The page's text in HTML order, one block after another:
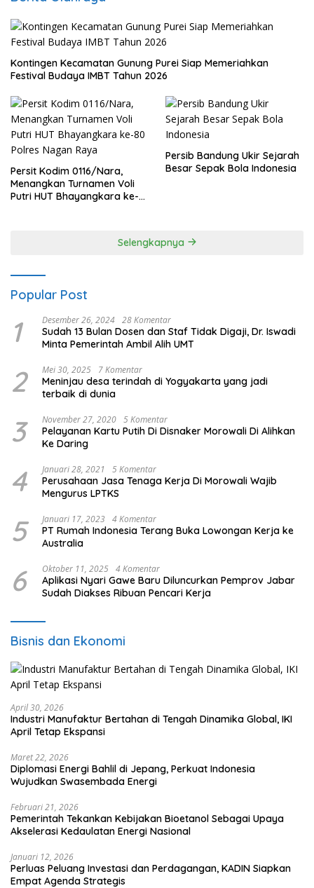
Kontingen Kecamatan Gunung Purei Siap Memeriahkan
Festival Budaya IMBT Tahun 2026
Persit Kodim 0116/Nara,
Menangkan Turnamen Voli
Putri HUT Bhayangkara ke-
Persib Bandung Ukir Sejarah
Besar Sepak Bola Indonesia
Selengkapnya
Popular Post
1 Desember 26, 2024 28 Komentar
Sudah 13 Bulan Dosen dan Staf Tidak Digaji, Dr. Iswadi
Minta Pemerintah Ambil Alih UMT
2 Mei 30, 2025 7 Komentar
Meninjau desa terindah di Yogyakarta yang jadi
terbaik di dunia
3 November 27, 2020 5 Komentar
Pelayanan Kartu Putih Di Disnaker Morowali Di Alihkan
Ke Daring
4 Januari 28, 2021 5 Komentar
Perusahaan Jasa Tenaga Kerja Di Morowali Wajib
Mengurus LPTKS
5 Januari 17, 2023 4 Komentar
PT Rumah Indonesia Terang Buka Lowongan Kerja ke
Australia
6 Oktober 11, 2025 4 Komentar
Aplikasi Nyari Gawe Baru Diluncurkan Pemprov Jabar
Sudah Diakses Ribuan Pencari Kerja
Bisnis dan Ekonomi
April 30, 2026
Industri Manufaktur Bertahan di Tengah Dinamika Global, IKI
April Tetap Ekspansi
Maret 22, 2026
Diplomasi Energi Bahlil di Jepang, Perkuat Indonesia
Wujudkan Swasembada Energi
Februari 21, 2026
Pemerintah Tekankan Kebijakan Bioetanol Sebagai Upaya
Akselerasi Kedaulatan Energi Nasional
Januari 12, 2026
Perluas Peluang Investasi dan Perdagangan, KADIN Siapkan
Empat Agenda Strategis